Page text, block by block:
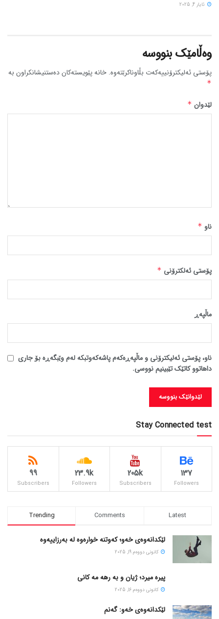
ئایار 4, 2025
وەڵامێک بنووسە
پۆستی ئەلیکترۆنییەکەت بڵاوناکرێتەوە. خانە پێویستەکان دەستنیشانکراون بە
*
لێدوان *
ناو *
پۆستی ئەلکترۆنی *
ماڵپه‌ڕ
ناو، پۆستی ئەلیکترۆنی و ماڵپەڕەکەم پاشەکەوتبکە لەم وێبگەڕە بۆ جاری
داهاتوو کاتێک تێبینیم نووسی.
Stay Connected test
137
Followers
205k
Subscribers
23.9k
Followers
99
Subscribers
Trending Comments Latest
لێکدانەوەی خەو؛ کەوتنە خوارەوە لە بەرزاییەوە
كانونی دووه‌م 19, 2025
پیره میرد؛ ژیان و به رهه مه کانی
كانونی دووه‌م 16, 2025
لێکدانەوەی خەو: گەنم